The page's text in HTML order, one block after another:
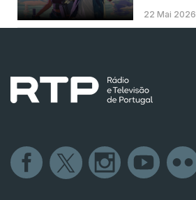
22 Mai 2026